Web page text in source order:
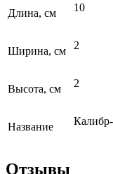
Длина, см 10
Ширина, см 2
Высота, см 2
Название
Отзывы